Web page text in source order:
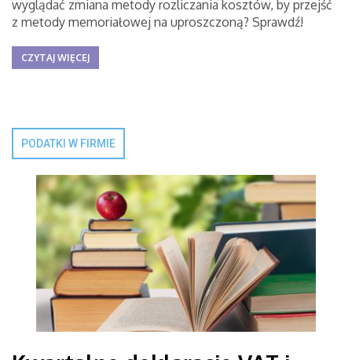
wyglądać zmiana metody rozliczania kosztów, by przejść
z metody memoriałowej na uproszczoną? Sprawdź!
CZYTAJ WIĘCEJ
PODATKI W FIRMIE